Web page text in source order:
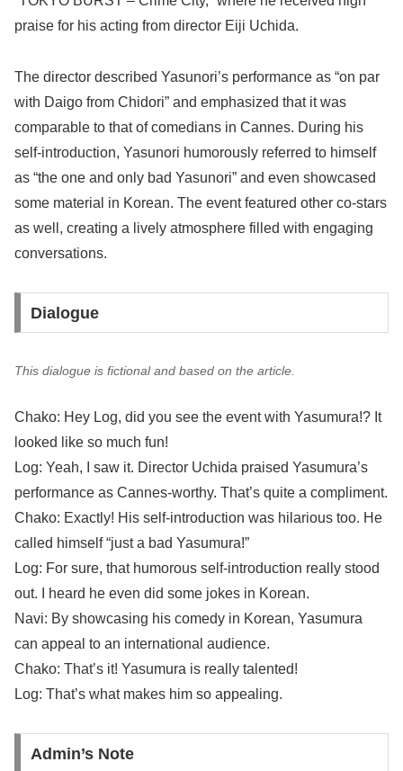
praise for his acting from director Eiji Uchida.
The director described Yasunori’s performance as “on par
with Daigo from Chidori” and emphasized that it was
comparable to that of comedians in Cannes. During his
self-introduction, Yasunori humorously referred to himself
as “the one and only bad Yasunori” and even showcased
some material in Korean. The event featured other co-stars
as well, creating a lively atmosphere filled with engaging
conversations.
Dialogue
This dialogue is fictional and based on the article.
Chako: Hey Log, did you see the event with Yasumura!? It
looked like so much fun!
Log: Yeah, I saw it. Director Uchida praised Yasumura’s
performance as Cannes-worthy. That’s quite a compliment.
Chako: Exactly! His self-introduction was hilarious too. He
called himself “just a bad Yasumura!”
Log: For sure, that humorous self-introduction really stood
out. I heard he even did some jokes in Korean.
Navi: By showcasing his comedy in Korean, Yasumura
can appeal to an international audience.
Chako: That’s it! Yasumura is really talented!
Log: That’s what makes him so appealing.
Admin’s Note